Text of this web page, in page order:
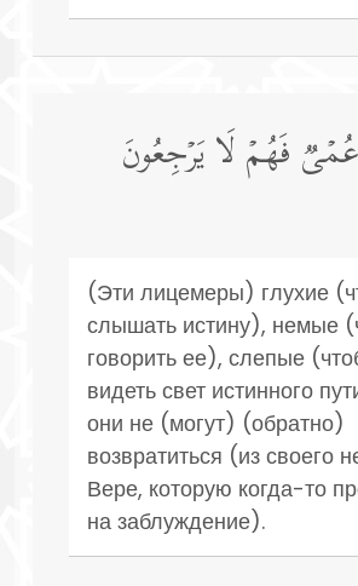
فَهُمۡ لَا یَرۡجِعُونَ
(Эти лицемеры) глухие
слышать истину), немые
говорить ее), слепые
видеть свет истинного
они не (могут) (обратно)
возвратиться (из своего
Вере, которую когда-то
на заблуждение).